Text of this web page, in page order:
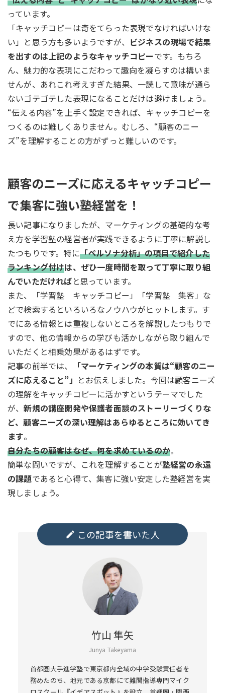
っています。
「キャッチコピーは奇をてらった表現でなければいけな
い」と思う方も多いようですが、 ビジネスの現場で結果
を出すのは上記のようなキャッチコピーです。もちろ
ん、魅力的な表現にこだわって趣向を凝らすのは構いま
せんが、あれこれ考えすぎた結果、一読して意味が通ら
ないゴテゴテした表現になることだけは避けましょう。
“伝える内容”を上手く設定できれば、キャッチコピーを
つくるのは難しくありません。むしろ、“顧客のニー
ズ”を理解することの方がずっと難しいのです。
顧客のニーズに応えるキャッチコピー
で集客に強い塾経営を！
長い記事になりましたが、マーケティングの基礎的な考
え方を学習塾の経営者が実践できるように丁寧に解説し
たつもりです。特に「ペルソナ分析」の項目で紹介した
ランキング付けは、ぜひ一度時間を取って丁寧に取り組
んでいただければと思っています。
また、「学習塾 キャッチコピー」「学習塾 集客」な
どで検索するといろいろなノウハウがヒットします。す
でにある情報とは重複しないところを解説したつもりで
すので、他の情報からの学びも活かしながら取り組んで
いただくと相乗効果があるはずです。
記事の前半では、
「マーケティングの本質は“顧客のニー
ズに応えること”」 とお伝えしました。今回は顧客ニーズ
の理解をキャッチコピーに活かすというテーマでした
が、新規の講座開発や保護者面談のストーリーづくりな
ど、顧客ニーズの深い理解はあらゆるところに効いてき
ます。
自分たちの顧客はなぜ、何を求めているのか。
簡単な問いですが、これを理解することが塾経営の永遠
の課題であると心得て、集客に強い安定した塾経営を実
現しましょう。
edit この記事を書いた人
竹山 隼矢
Junya Takeyama
首都圏大手進学塾で東京都内全域の中学受験責任者を
務めたのち、地元である京都にて難関指導専門マイク